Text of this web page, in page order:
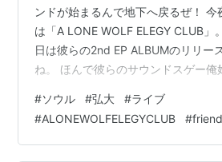
ンドが始まるんで地下へ戻るぜ！ 今
は「A LONE WOLF ELEGY CLUB」
日は彼らの2nd EP ALBUMのリリー
ね。 ほんで彼らのサウンドスゲー俺
じだったぜ。４０分くらいのステー
^^; そんなん思ってたら彼ら「A
CLUB」は今日２ステージなんだと
#ソウル #弘大 #ライブ
#ALONEWOLFELEGYCLUB #